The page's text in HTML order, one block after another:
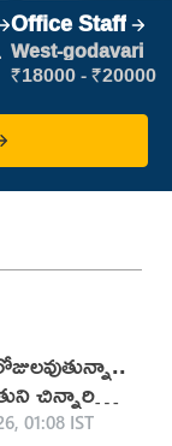
Office Staff
West-godavari
₹18000 - ₹20000
చిన్నారి
01:08 IST